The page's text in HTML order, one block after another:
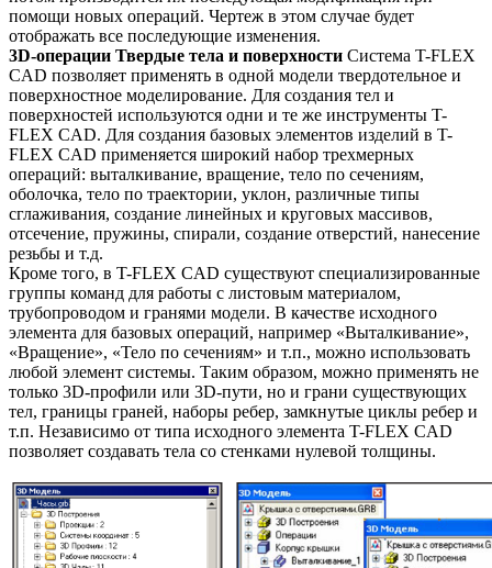
помощи новых операций. Чертеж в этом случае будет
отображать все последующие изменения.
3D-операции Твердые тела и поверхности Система T-FLEX
CAD позволяет применять в одной модели твердотельное и
поверхностное моделирование. Для создания тел и
поверхностей используются одни и те же инструменты T-
FLEX CAD. Для создания базовых элементов изделий в T-
FLEX CAD применяется широкий набор трехмерных
операций: выталкивание, вращение, тело по сечениям,
оболочка, тело по траектории, уклон, различные типы
сглаживания, создание линейных и круговых массивов,
отсечение, пружины, спирали, создание отверстий, нанесение
резьбы и т.д.
Кроме того, в T-FLEX CAD существуют специализированные
группы команд для работы с листовым материалом,
трубопроводом и гранями модели. В качестве исходного
элемента для базовых операций, например «Выталкивание»,
«Вращение», «Тело по сечениям» и т.п., можно использовать
любой элемент системы. Таким образом, можно применять не
только 3D-профили или 3D-пути, но и грани существующих
тел, границы граней, наборы ребер, замкнутые циклы ребер и
т.п. Независимо от типа исходного элемента T-FLEX CAD
позволяет создавать тела со стенками нулевой толщины.